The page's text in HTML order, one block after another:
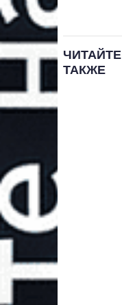
ЧИТАЙТЕ
ТАКЖЕ